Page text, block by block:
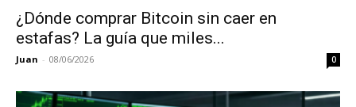
¿Dónde comprar Bitcoin sin caer en
estafas? La guía que miles...
Juan - 08/06/2026 0